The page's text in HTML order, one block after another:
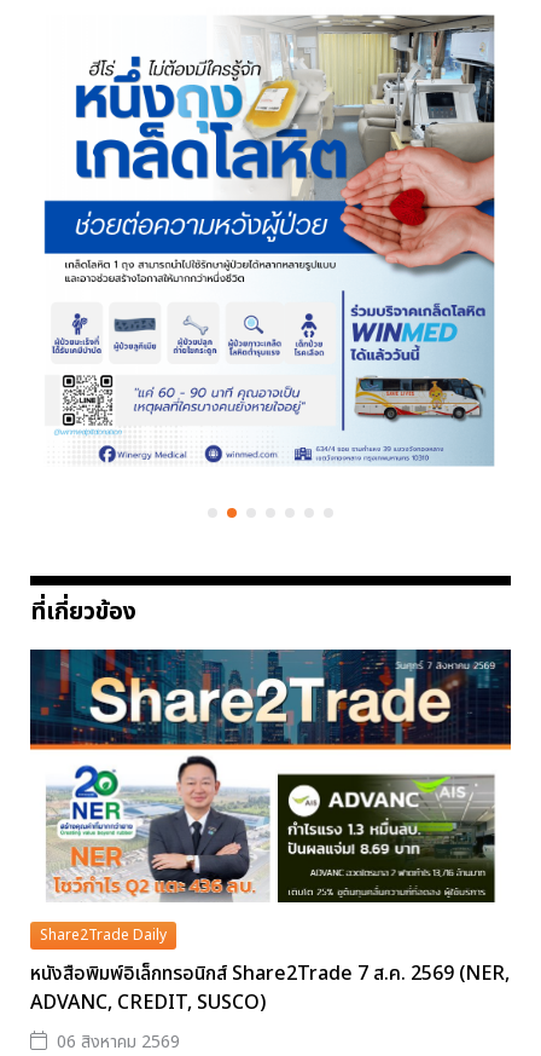
ที่เกี่ยวข้อง
Share2Trade Daily
หนังสือพิมพ์อิเล็กทรอนิกส์ Share2Trade 7 ส.ค. 2569 (NER,
ADVANC, CREDIT, SUSCO)
06 สิงหาคม 2569